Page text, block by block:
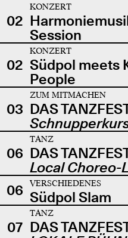
02
KONZERT
Session
02
KONZERT
Südpol meets
People
03
ZUM MITMACHEN
DAS
06
TANZ
DAS
Local Choreo-
06
VERSCHIEDENES
Südpol Slam
07
TANZ
DAS